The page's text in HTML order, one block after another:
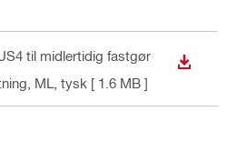
til midlertidig fastgør
ML , tysk [ 1.6 MB ]